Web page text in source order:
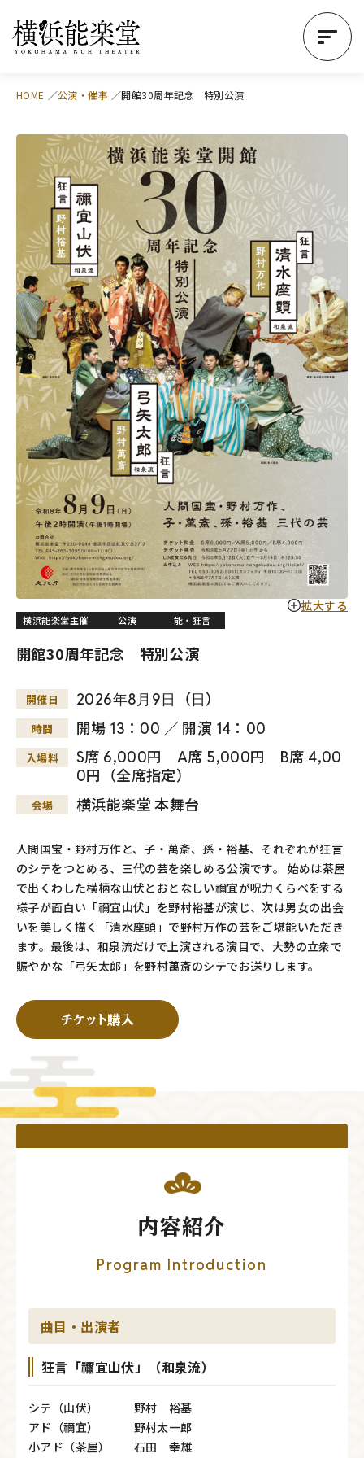
HOME 公演・催事 開館30周年記念 特別公演
拡大する
横浜能楽堂主催 公演 能・狂言
開館30周年記念 特別公演
開催日 2026年8月 9日 （日）
時間 開場 13：00 ／ 開演 14：00
入場料
S席 6,000円 A席 5,000円 B席 4,00
0円（全席指定）
会場 横浜能楽堂 本舞台
人間国宝・野村万作と、子・萬斎、孫・裕基、それぞれが狂言
のシテをつとめる、三代の芸を楽しめる公演です。 始めは茶屋
で出くわした横柄な山伏とおとなしい禰宜が呪力くらべをする
様子が面白い「禰宜山伏」を野村裕基が演じ、次は男女の出会
いを美しく描く「清水座頭」で野村万作の芸をご堪能いただき
ます。最後は、和泉流だけで上演される演目で、大勢の立衆で
賑やかな「弓矢太郎」を野村萬斎のシテでお送りします。
チケット購入
内容紹介
Program Introduction
曲目・出演者
狂言「禰宜山伏」（和泉流）
シテ（山伏） 野村 裕基
アド（禰宜） 野村太一郎
小アド（茶屋） 石田 幸雄